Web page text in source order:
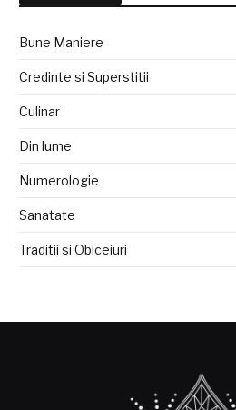
Bune Maniere
Credinte si Superstitii
Culinar
Din lume
Numerologie
Sanatate
Traditii si Obiceiuri